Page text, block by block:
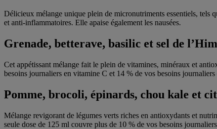
Délicieux mélange unique plein de micronutriments essentiels, tels
et anti-inflammatoires. Elle apaise également les nausées.
Grenade, betterave, basilic et sel de
Cet appétissant mélange fait le plein de vitamines, minéraux et
besoins journaliers en vitamine C et 14 % de vos besoins journaliers
Pomme, brocoli, épinards, chou kale et
Mélange revigorant de légumes verts riches en antioxydants et
seule dose de 125 ml couvre plus de 10 % de vos besoins